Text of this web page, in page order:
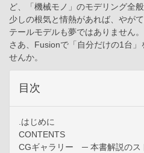
ど、「機械モノ」のモデリング全
少しの根気と情熱があれば、やが
テールモデルも夢ではありません。
さあ、Fusionで「自分だけの1台
せんか。
目次
.はじめに
CONTENTS
CGギャラリー ─ 本書解説のス